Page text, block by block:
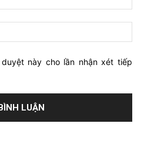
này cho lần nhận xét tiếp